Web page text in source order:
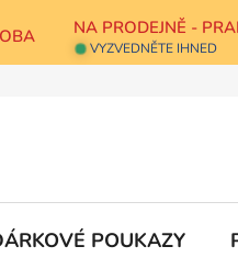
NA PRODEJNĚ -
VYZVEDNĚTE IHNED
POUKAZY